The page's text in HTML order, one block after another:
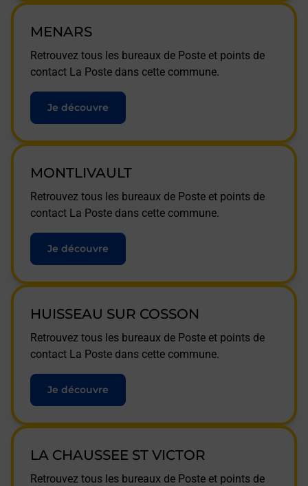
MENARS
Retrouvez tous les bureaux de Poste et points de
contact La Poste dans cette commune.
Je découvre
MONTLIVAULT
Retrouvez tous les bureaux de Poste et points de
contact La Poste dans cette commune.
Je découvre
HUISSEAU SUR COSSON
Retrouvez tous les bureaux de Poste et points de
contact La Poste dans cette commune.
Je découvre
LA CHAUSSEE ST VICTOR
Retrouvez tous les bureaux de Poste et points de